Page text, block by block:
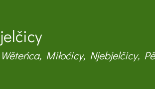
Miłoćicy, Njebjelčicy,